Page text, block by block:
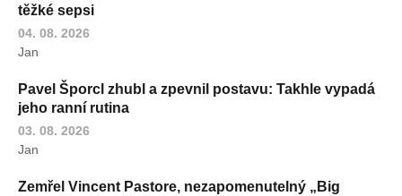
těžké sepsi
04. 08. 2026
Jan
Pavel Šporcl zhubl a zpevnil postavu: Takhle vypadá
jeho ranní rutina
03. 08. 2026
Jan
Zemřel Vincent Pastore, nezapomenutelný „Big